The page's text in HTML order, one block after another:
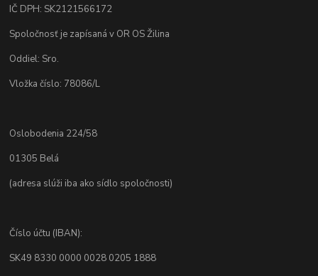
IČ DPH: SK2121566172
Spoločnosť je zapísaná v OR OS Žilina
Oddiel: Sro.
Vložka číslo: 78086/L
Oslobodenia 224/58
01305 Belá
(adresa slúži iba ako sídlo spoločnosti)
Číslo účtu (IBAN):
SK49 8330 0000 0028 0205 1888